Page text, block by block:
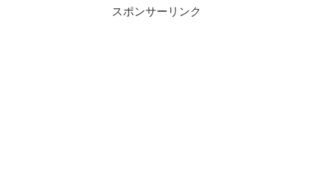
スポンサーリンク